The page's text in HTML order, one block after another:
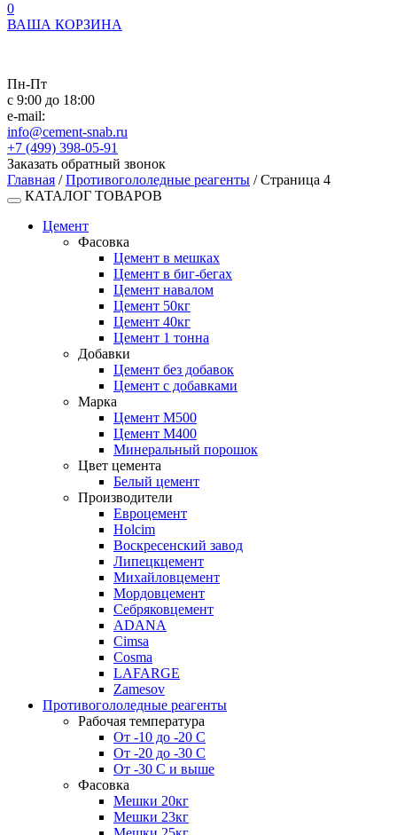
0
ВАША КОРЗИНА
Пн-Пт
с 9:00 до 18:00
e-mail:
info@cement-snab.ru
+7 (499) 398-05-91
Заказать обратный звонок
Главная /Противогололедные реагенты / Страница 4
КАТАЛОГ ТОВАРОВ
Цемент
Фасовка
Цемент в мешках
Цемент в биг-бегах
Цемент навалом
Цемент 50кг
Цемент 40кг
Цемент 1 тонна
Добавки
Цемент без добавок
Цемент с добавками
Марка
Цемент М500
Цемент М400
Минеральный порошок
Цвет цемента
Белый цемент
Производители
Евроцемент
Holcim
Воскресенский завод
Липецкцемент
Михайловцемент
Мордовцемент
Себряковцемент
ADANA
Cimsa
Cosma
LAFARGE
Zamesov
Противогололедные реагенты
Рабочая температура
От -10 до -20 С
От -20 до -30 С
От -30 С и выше
Фасовка
Мешки 20кг
Мешки 23кг